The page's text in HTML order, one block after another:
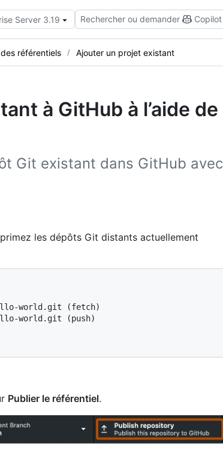
Server 3.19 Rechercher ou demander Copilot
référentiels Ajouter un projet existant
à GitHub à l’aide de
Git existant dans GitHub avec
les dépôts Git distants actuellement
world.git (fetch)
world.git (push)
Publier le référentiel.